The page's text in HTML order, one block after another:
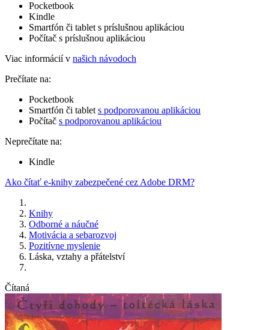
Pocketbook
Kindle
Smartfón či tablet s príslušnou aplikáciou
Počítač s príslušnou aplikáciou
Viac informácií v našich návodoch
Prečítate na:
Pocketbook
Smartfón či tablet s podporovanou aplikáciou
Počítač s podporovanou aplikáciou
Neprečítate na:
Kindle
Ako čítať e-knihy zabezpečené cez Adobe DRM?
Knihy
Odborné a náučné
Motivácia a sebarozvoj
Pozitívne myslenie
Láska, vztahy a přátelství
Čítaná